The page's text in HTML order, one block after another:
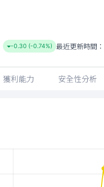
-0.30 (-0.74%) 最近更新時間：
獲利能力 安全性分析